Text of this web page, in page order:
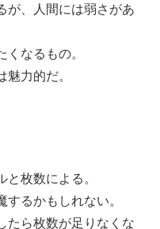
が、人間には弱さがあ
なるもの。
力的だ。
枚数による。
るかもしれない。
たら枚数が足りなくな